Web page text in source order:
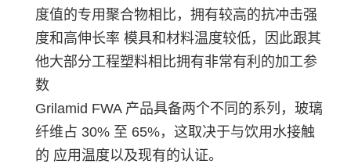
度值的专用聚合物相比，拥有较高的抗冲击强
度和高伸长率 模具和材料温度较低，因此跟其
他大部分工程塑料相比拥有非常有利的加工参
数
Grilamid FWA 产品具备两个不同的系列，玻璃
纤维占 30% 至 65%，这取决于与饮用水接触
的 应用温度以及现有的认证。